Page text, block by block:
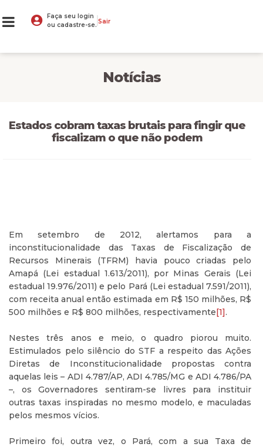
Faça seu login
ou cadastre-se. Sair
Notícias
Estados cobram taxas brutais para fingir que
fiscalizam o que não podem
Em setembro de 2012, alertamos para a
inconstitucionalidade das Taxas de Fiscalização de
Recursos Minerais (TFRM) havia pouco criadas pelo
Amapá (Lei estadual 1.613/2011), por Minas Gerais (Lei
estadual 19.976/2011) e pelo Pará (Lei estadual 7.591/2011),
com receita anual então estimada em R$ 150 milhões, R$
500 milhões e R$ 800 milhões, respectivamente[1].
Nestes três anos e meio, o quadro piorou muito.
Estimulados pelo silêncio do STF a respeito das Ações
Diretas de Inconstitucionalidade propostas contra
aquelas leis – ADI 4.787/AP, ADI 4.785/MG e ADI 4.786/PA
–, os Governadores sentiram-se livres para instituir
outras taxas inspiradas no mesmo modelo, e maculadas
pelos mesmos vícios.
Primeiro foi, outra vez, o Pará, com a sua Taxa de